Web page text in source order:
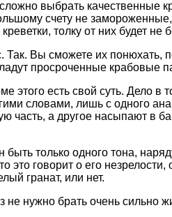
выбрать
счету не
толку от них будет не
Вы сможете их понюхать,
просроченные крабовые
есть свой суть. Дело в
словами, лишь с одного
часть, а другое насыпают в
только одного тона,
говорит о его
гранат, или нет.
не нужно брать очень сильно